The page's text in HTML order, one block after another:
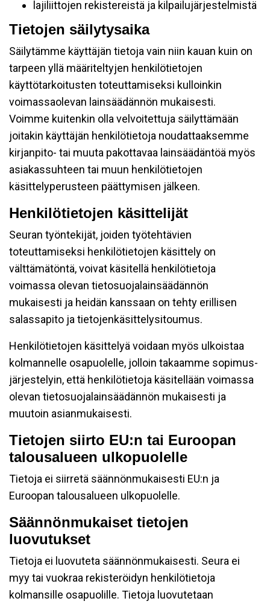
lajiliittojen rekistereistä ja kilpailujärjestelmistä
Tietojen säilytysaika
Säilytämme käyttäjän tietoja vain niin kauan kuin on
tarpeen yllä määriteltyjen henkilötietojen
käyttötarkoitusten toteuttamiseksi kulloinkin
voimassaolevan lainsäädännön mukaisesti.
Voimme kuitenkin olla velvoitettuja säilyttämään
joitakin käyttäjän henkilötietoja noudattaaksemme
kirjanpito- tai muuta pakottavaa lainsäädäntöä myös
asiakassuhteen tai muun henkilötietojen
käsittelyperusteen päättymisen jälkeen.
Henkilötietojen käsittelijät
Seuran työntekijät, joiden työtehtävien
toteuttamiseksi henkilötietojen käsittely on
välttämätöntä, voivat käsitellä henkilötietoja
voimassa olevan tietosuojalainsäädännön
mukaisesti ja heidän kanssaan on tehty erillisen
salassapito ja tietojenkäsittelysitoumus.
Henkilötietojen käsittelyä voidaan myös ulkoistaa
kolmannelle osapuolelle, jolloin takaamme sopimus-
järjestelyin, että henkilötietoja käsitellään voimassa
olevan tietosuojalainsäädännön mukaisesti ja
muutoin asianmukaisesti.
Tietojen siirto EU:n tai Euroopan
talousalueen ulkopuolelle
Tietoja ei siirretä säännönmukaisesti EU:n ja
Euroopan talousalueen ulkopuolelle.
Säännönmukaiset tietojen
luovutukset
Tietoja ei luovuteta säännönmukaisesti. Seura ei
myy tai vuokraa rekisteröidyn henkilötietoja
kolmansille osapuolille. Tietoja luovutetaan